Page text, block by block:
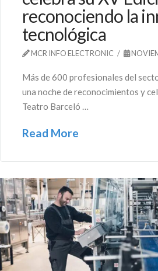
reconociendo la
tecnológica
MCR INFO ELECTRONIC
Más de 600 profesionales del
una noche de reconocimientos y
Teatro Barceló …
Read More